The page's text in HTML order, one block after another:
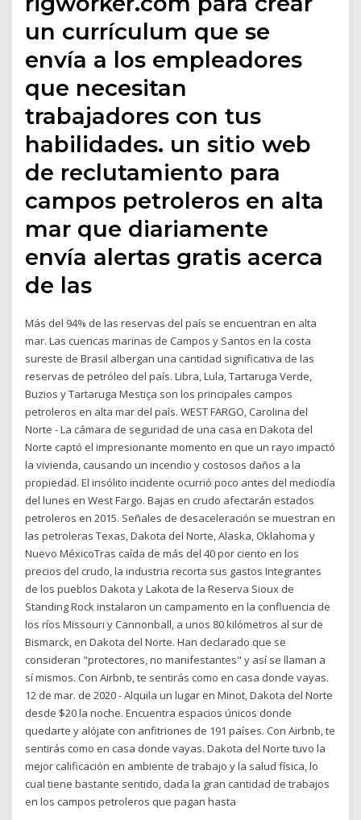
un currículum que se
envía a los empleadores
que necesitan
trabajadores con tus
habilidades. un sitio web
de reclutamiento para
campos petroleros en alta
mar que diariamente
envía alertas gratis acerca
de las
Más del 94% de las reservas del país se encuentran en alta
mar. Las cuencas marinas de Campos y Santos en la costa
sureste de Brasil albergan una cantidad significativa de las
reservas de petróleo del país. Libra, Lula, Tartaruga Verde,
Buzios y Tartaruga Mestiça son los principales campos
petroleros en alta mar del país. WEST FARGO, Carolina del
Norte - La cámara de seguridad de una casa en Dakota del
Norte captó el impresionante momento en que un rayo impactó
la vivienda, causando un incendio y costosos daños a la
propiedad. El insólito incidente ocurrió poco antes del mediodía
del lunes en West Fargo. Bajas en crudo afectarán estados
petroleros en 2015. Señales de desaceleración se muestran en
las petroleras Texas, Dakota del Norte, Alaska, Oklahoma y
Nuevo MéxicoTras caída de más del 40 por ciento en los
precios del crudo, la industria recorta sus gastos Integrantes
de los pueblos Dakota y Lakota de la Reserva Sioux de
Standing Rock instalaron un campamento en la confluencia de
los ríos Missouri y Cannonball, a unos 80 kilómetros al sur de
Bismarck, en Dakota del Norte. Han declarado que se
consideran "protectores, no manifestantes" y así se llaman a
sí mismos. Con Airbnb, te sentirás como en casa donde vayas.
12 de mar. de 2020 - Alquila un lugar en Minot, Dakota del Norte
desde $20 la noche. Encuentra espacios únicos donde
quedarte y alójate con anfitriones de 191 países. Con Airbnb, te
sentirás como en casa donde vayas. Dakota del Norte tuvo la
mejor calificación en ambiente de trabajo y la salud física, lo
cual tiene bastante sentido, dada la gran cantidad de trabajos
en los campos petroleros que pagan hasta